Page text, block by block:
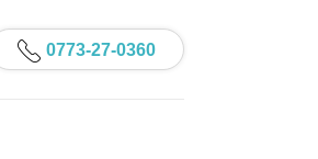
0773-27-0360